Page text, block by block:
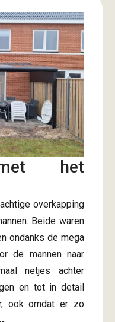
het
overkapping
Beide waren
ondanks de mega
de mannen naar
netjes achter
en tot in detail
ook omdat er zo